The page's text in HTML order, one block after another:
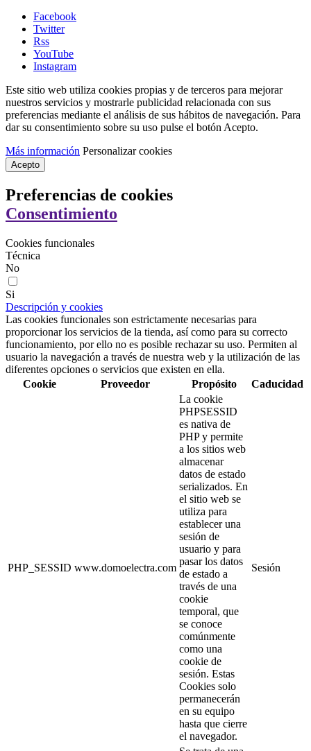
Facebook
Twitter
Rss
YouTube
Instagram
Este sitio web utiliza cookies propias y de terceros para mejorar
nuestros servicios y mostrarle publicidad relacionada con sus
preferencias mediante el análisis de sus hábitos de navegación. Para
dar su consentimiento sobre su uso pulse el botón Acepto.
Más información Personalizar cookies
Acepto
Preferencias de cookies
Consentimiento
Cookies funcionales
Técnica
No
Si
Descripción y cookies
Las cookies funcionales son estrictamente necesarias para
proporcionar los servicios de la tienda, así como para su correcto
funcionamiento, por ello no es posible rechazar su uso. Permiten al
usuario la navegación a través de nuestra web y la utilización de las
diferentes opciones o servicios que existen en ella.
Cookie
Proveedor Propósito Caducidad
PHP_SESSID www.domoelectra.com
La cookie
PHPSESSID
es nativa de
PHP y permite
a los sitios web
almacenar
datos de estado
serializados. En
el sitio web se
utiliza para
establecer una
sesión de
usuario y para
pasar los datos
de estado a
través de una
cookie
temporal, que
se conoce
comúnmente
como una
cookie de
sesión. Estas
Cookies solo
permanecerán
en su equipo
hasta que cierre
el navegador.
Sesión